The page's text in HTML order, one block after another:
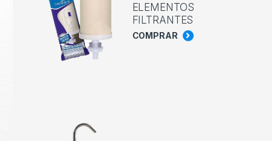
ELEMENTOS
FILTRANTES
COMPRAR